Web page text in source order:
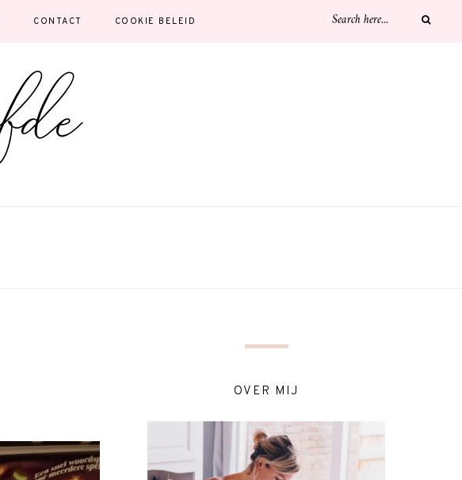
CONTACT COOKIE BELEID
OVER MIJ